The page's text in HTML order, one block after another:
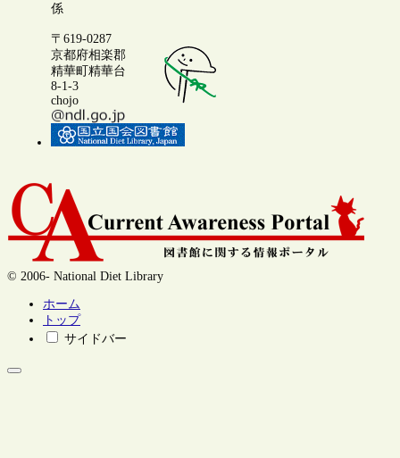
係
〒619-0287
京都府相楽郡
精華町精華台
8-1-3
chojo
© 2006- National Diet Library
ホーム
トップ
サイドバー